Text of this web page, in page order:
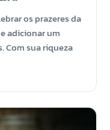
os prazeres da
adicionar um
Com sua riqueza